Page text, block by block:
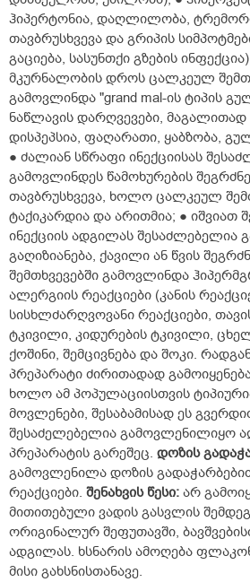
ჰიპერტონია, დაღლილობა,
თავბრუსხვევა და გრიპის
გაციება, სასუნთქი გზების
მკურნალობის დროს ცალკეულ
გამოვლინდა "grand mal-ის ტიპის
ნაწლავის დარღვევები, მაგალითად
დისპეპსია, ფაღარათი, ყაბზობა,
● ძალიან სწრაფი ინექციისას
გამოვლინდეს წამოხურების
თავბრუსხვევა, ხოლო ცალკეულ
ტაქიკარდია და არითმია; ● იშვიათ
ინექციის ადგილას შესაძლებელია
გაღიზიანება, ქავილი ან წვის
შემთხვევებში გამოვლინდა
ალერგიის რეაქციები (კანის
სისხლძარღვოვანი რეაქციები,
ტკივილი, კიდურების ტკივილი,
ქოშინი, შემცივნება და შოკი.
პრეპარატი ძირითადად
ხოლო ამ პოპულაციისთვის
მოვლენები, შესაბამისად ეს
შესაძელებელია გამოვლენილიყო
პრეპარატის გარეშეც. დოზის
გამოვლენილა დოზის
რეაქციები. შენახვის წესი: არ
მითითებული ვადის გასვლის
ორიგინალურ შეფუთავში,
ადგილას. ხსნარის ამოღება
მისი გახსნისთანავე.